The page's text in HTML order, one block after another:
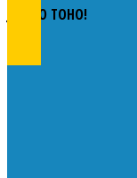
JDU DO TOHO!